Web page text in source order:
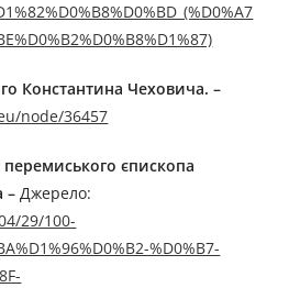
Константина Чеховича. –
node/36457
єпископа
– Джерелo:
29/100-
%D0%B7-